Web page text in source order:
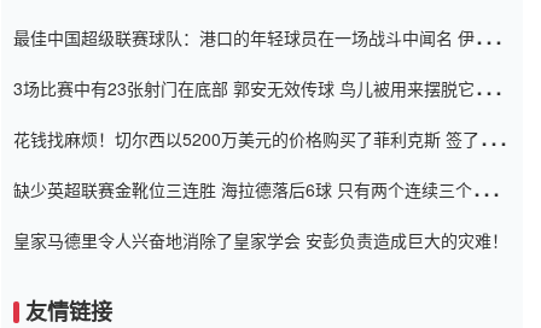
最佳中国超级联赛球队：港口的年轻球员在一场战斗中闻名 伊万放
3场比赛中有23张射门在底部 郭安无效传球 鸟儿被用来摆脱它
花钱找麻烦！切尔西以5200万美元的价格购买了菲利克斯 签了7年
缺少英超联赛金靴位三连胜 海拉德落后6球 只有两个连续三个连续
皇家马德里令人兴奋地消除了皇家学会 安彭负责造成巨大的灾难！
友情链接